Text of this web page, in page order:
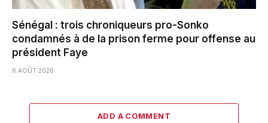
Sénégal : trois chroniqueurs pro-Sonko
condamnés à de la prison ferme pour offense au
président Faye
6 AOÛT 2026
ADD A COMMENT